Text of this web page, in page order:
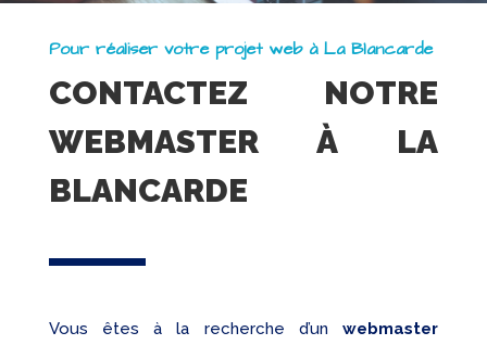
Pour réaliser votre projet web à La Blancarde
CONTACTEZ NOTRE
WEBMASTER À LA
BLANCARDE
Vous êtes à la recherche d’unwebmaster